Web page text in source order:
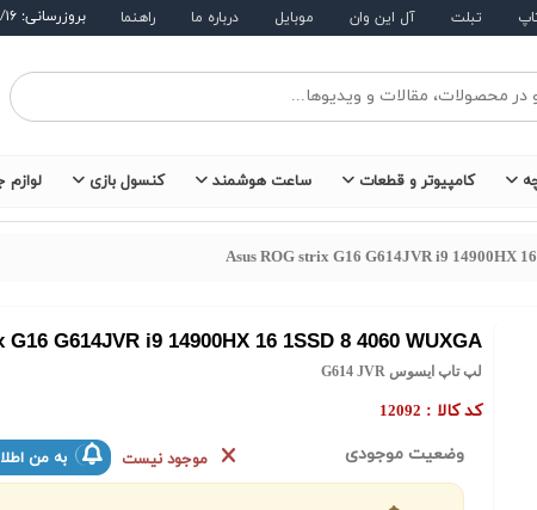
تبلت آل این وان موبایل درباره ما راهنما بروزرسانی: ۱۴۰۵/۵/۱۶
کامپیوتر و قطعات ساعت هوشمند کنسول بازی لوازم
Asus ROG strix G16 G614JVR i9 14900HX
G614JVR i9 14900HX 16 1SSD 8 4060 WUXGA
لپ تاپ ایسوس G614 JVR
کد کالا : 12092
وضعیت موجودی موجود نیست به من